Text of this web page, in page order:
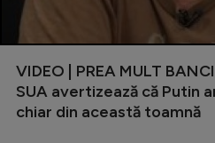
VIDEO | PREA MULT
SUA avertizează că Putin
chiar din această toamnă